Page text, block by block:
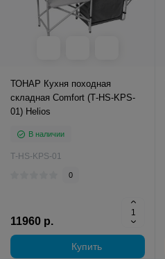
ТОНАР Кухня походная
складная Comfort (Т-HS-KPS-
01) Helios
В наличии
Т-HS-KPS-01
0
11960 р.
Купить